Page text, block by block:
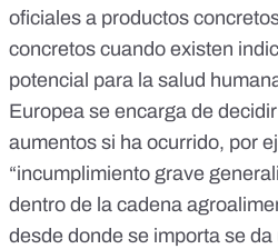
oficiales a productos
concretos cuando existen
potencial para la salud
Europea se encarga de
aumentos si ha ocurrido, por
“incumplimiento grave
dentro de la cadena
desde donde se importa se